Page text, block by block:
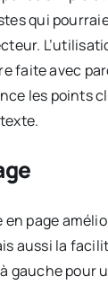
qui
faite avec
les points
en page
aussi la
gauche pour